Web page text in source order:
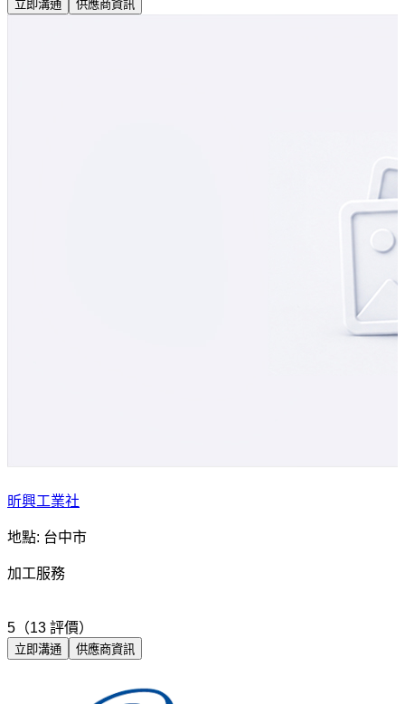
立即溝通 供應商資訊
昕興工業社
地點: 台中市
加工服務
5（13 評價）
立即溝通 供應商資訊